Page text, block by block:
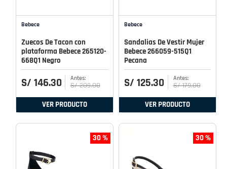
Bebece
Zuecos De Tacon con
plataforma Bebece 265120-
668Q1 Negro
S/ 146.30 S/ 209.00
VER PRODUCTO
Bebece
Sandalias De Vestir Mujer
Bebece 266059-515Q1
Pecana
S/ 125.30 S/ 179.00
VER PRODUCTO
30 % 30 %